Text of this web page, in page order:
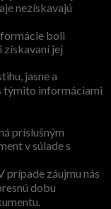
nezískavajú
boli
jej
jasne a
týmito informáciami
príslušným
v súlade s
prípade záujmu nás
dobu